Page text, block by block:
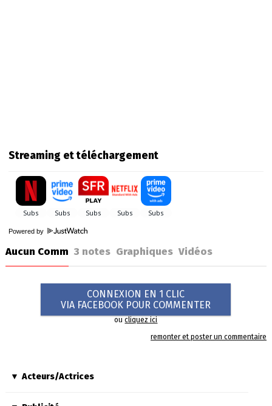
Streaming et téléchargement
Powered by
Aucun Comm 3 notes Graphiques Vidéos
CONNEXION EN 1 CLIC
VIA FACEBOOK POUR COMMENTER
oucliquez ici
remonter et poster un commentaire
Acteurs/Actrices